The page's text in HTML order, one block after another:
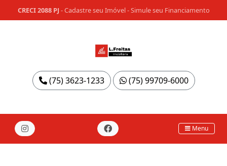
CRECI 2088 PJ -Cadastre seu Imóvel-Simule seu Financiamento
(75) 3623-1233 (75) 99709-6000
Menu